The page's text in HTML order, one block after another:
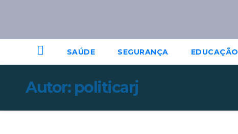
SAÚDE SEGURANÇA EDUCAÇÃO
Autor: politicarj